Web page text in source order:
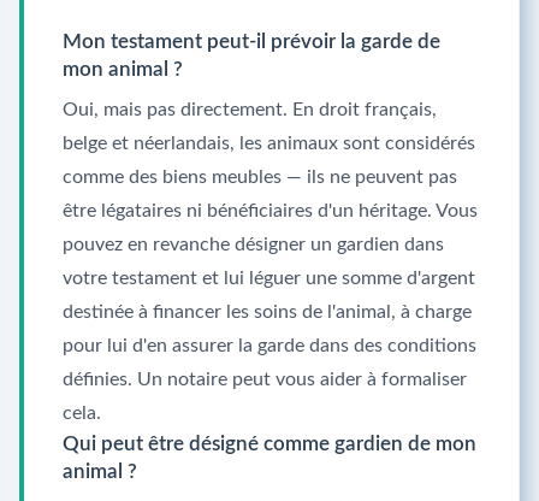
Mon testament peut-il prévoir la garde de
mon animal ?
Oui, mais pas directement. En droit français,
belge et néerlandais, les animaux sont considérés
comme des biens meubles — ils ne peuvent pas
être légataires ni bénéficiaires d'un héritage. Vous
pouvez en revanche désigner un gardien dans
votre testament et lui léguer une somme d'argent
destinée à financer les soins de l'animal, à charge
pour lui d'en assurer la garde dans des conditions
définies. Un notaire peut vous aider à formaliser
cela.
Qui peut être désigné comme gardien de mon
animal ?